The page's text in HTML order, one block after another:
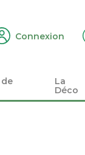
Connexion
La
Déco